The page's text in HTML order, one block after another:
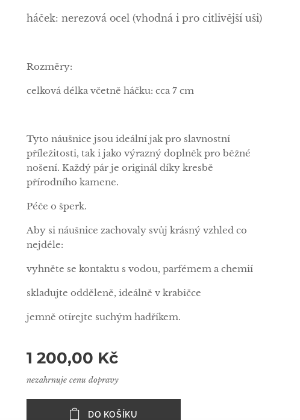
háček: nerezová ocel (vhodná i pro citlivější uši)
Rozměry:
celková délka včetně háčku: cca 7 cm
Tyto náušnice jsou ideální jak pro slavnostní
příležitosti, tak i jako výrazný doplněk pro běžné
nošení. Každý pár je originál díky kresbě
přírodního kamene.
Péče o šperk.
Aby si náušnice zachovaly svůj krásný vzhled co
nejdéle:
vyhněte se kontaktu s vodou, parfémem a chemií
skladujte odděleně, ideálně v krabičce
jemně otírejte suchým hadříkem.
1 200,00 Kč
nezahrnuje cenu dopravy
DO KOŠÍKU